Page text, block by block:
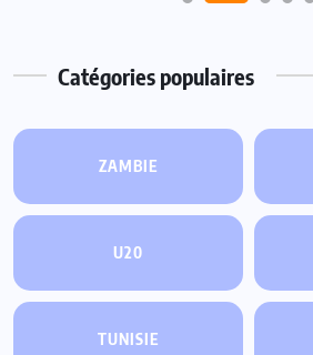
Catégories populaires
ZAMBIE
U20
TUNISIE